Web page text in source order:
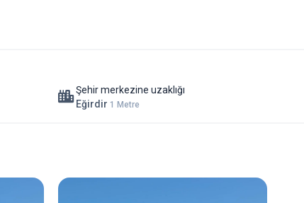
Şehir merkezine uzaklığı
Eğirdir 1 Metre